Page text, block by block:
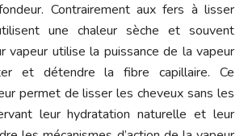
Contrairement aux fers à lisser
une chaleur sèche et souvent
vapeur utilise la puissance de la vapeur
et détendre la fibre capillaire. Ce
permet de lisser les cheveux sans les
leur hydratation naturelle et leur